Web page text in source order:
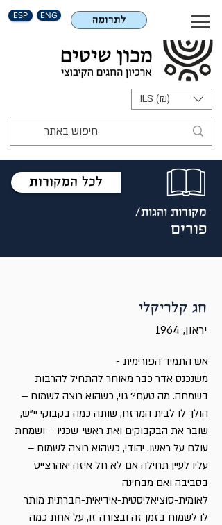
ESP ENG לתרומה
ILS (₪)
לכל המקורות
מקורות והגות/
פורים
חג קלריקלי
יראון, 1964
אש התמיד הפורימית -
משנכנס אדר כבר מאוחר להתחיל להרבות
בשמחה. מה טעם? גוי, כשהוא רוצה לשמוח –
הולך לו לבית המרזח, שותה כמה בקבוקי יי"ש,
שובר את הבקבוקים ואת ראשי-שכניו – ושמחת
עולם על ראשו. יהודי, כשהוא רוצה לשמוח –
עליו לעיין תחילה אם לא חל איזה יאהרצייט
בסביבה ואם מבחינה
לאומית-סוציאליסטית-אידיאית-חברתית מותר
לו לשמוח בזמן זה ובצורה זו, על אחת כמה